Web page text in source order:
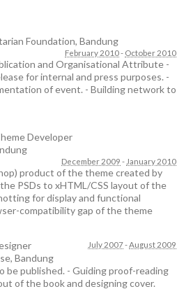
Foundation, Bandung
February 2010- October 2010
and Organisational Attribute -
for internal and press purposes. -
of event. - Building network to
Developer
December 2009 - January 2010
product of the theme created by
PSDs to xHTML/CSS layout of the
for display and functional
compatibility gap of the theme
, Bandung
July 2007-August 2009
be published. - Guiding proof-reading
of the book and designing cover.